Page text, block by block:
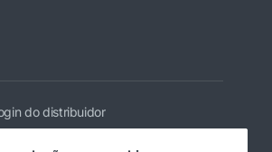
do distribuidor